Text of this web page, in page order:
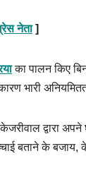
नेता]
का पालन किए
भारी
द्वारा
बताने के बजाय,